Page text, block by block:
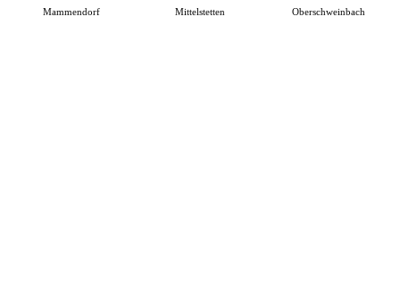
Mammendorf Mittelstetten Oberschweinbach